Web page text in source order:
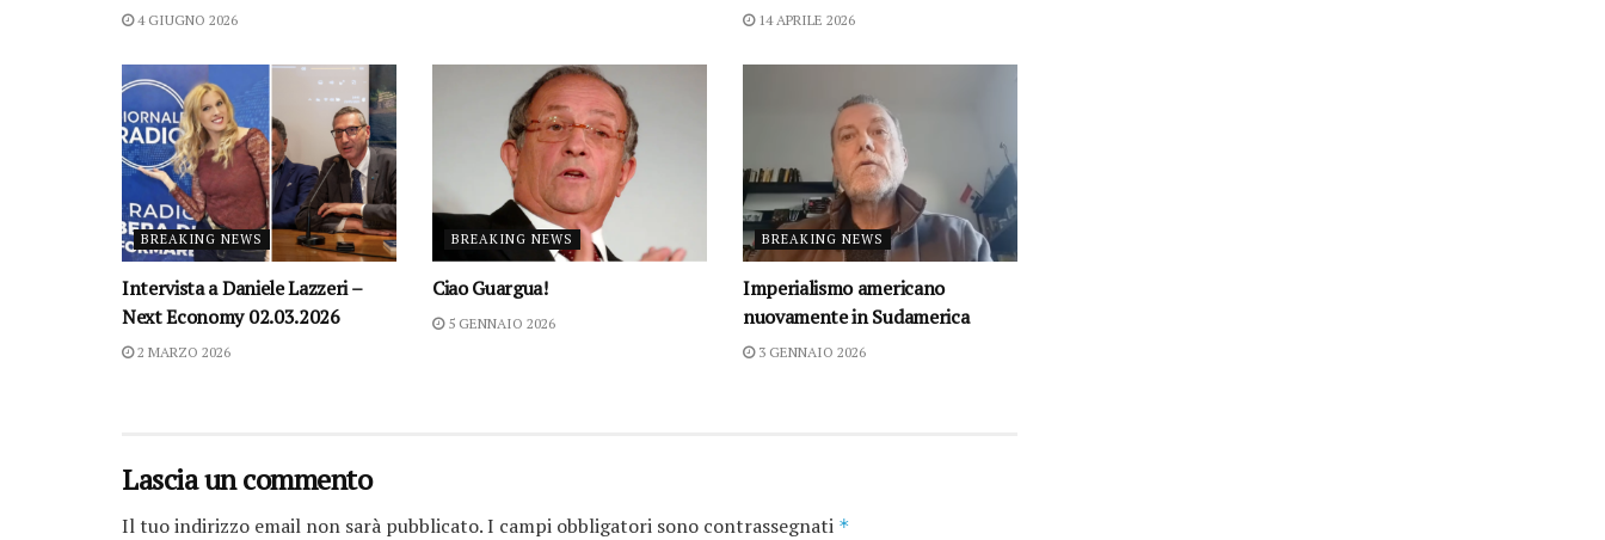
4 GIUGNO 2026 14 APRILE 2026
BREAKING NEWS
Intervista a Daniele Lazzeri –
Next Economy 02.03.2026
2 MARZO 2026
BREAKING NEWS
Ciao Guargua!
5 GENNAIO 2026
BREAKING NEWS
Imperialismo americano
nuovamente in Sudamerica
3 GENNAIO 2026
Lascia un commento
Il tuo indirizzo email non sarà pubblicato.I campi obbligatori sono contrassegnati *